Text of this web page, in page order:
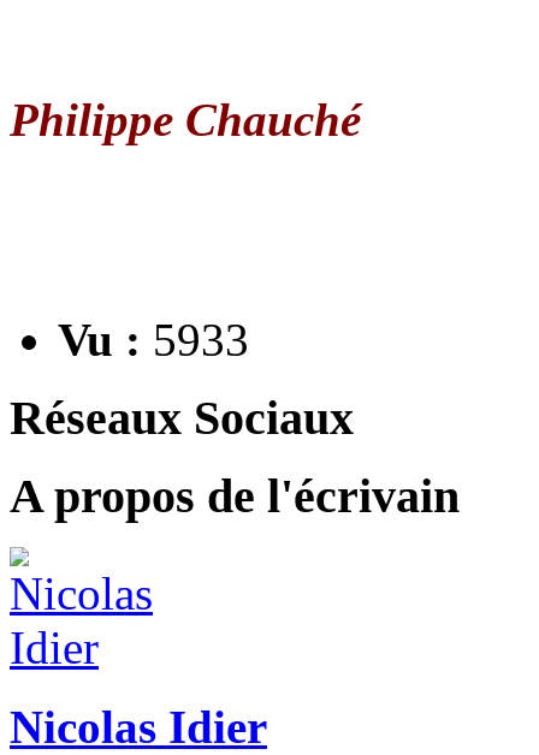
Philippe Chauché
Vu : 5933
Réseaux Sociaux
A propos de l'écrivain
Nicolas Idier